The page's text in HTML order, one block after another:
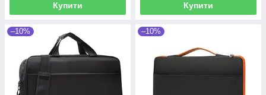
Купити Купити
–10% –10%